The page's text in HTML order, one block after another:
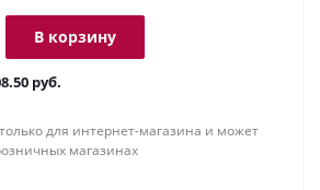
В корзину
руб.
для интернет-магазина и может
магазинах